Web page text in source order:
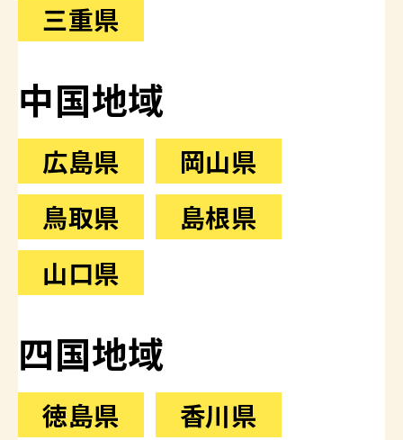
三重県
中国地域
広島県
岡山県
鳥取県
島根県
山口県
四国地域
徳島県
香川県